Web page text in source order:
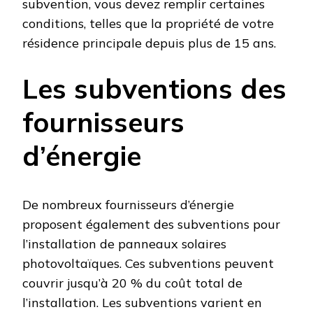
subvention, vous devez remplir certaines
conditions, telles que la propriété de votre
résidence principale depuis plus de 15 ans.
Les subventions des
fournisseurs
d’énergie
De nombreux fournisseurs d’énergie
proposent également des subventions pour
l’installation de panneaux solaires
photovoltaïques. Ces subventions peuvent
couvrir jusqu’à 20 % du coût total de
l’installation. Les subventions varient en